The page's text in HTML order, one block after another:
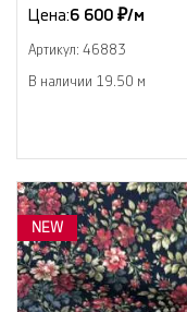
Цена:6 600 ₽/м
Артикул: 46883
В наличии 19.50 м
NEW